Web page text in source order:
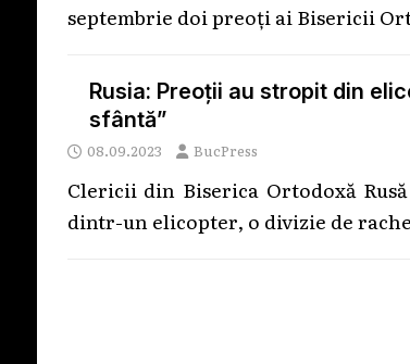
septembrie doi preoți ai Bisericii
Rusia: Preoții au stropit din
sfântă”
08.09.2023 BucPress
Clericii din Biserica Ortodoxă
dintr-un elicopter, o divizie de